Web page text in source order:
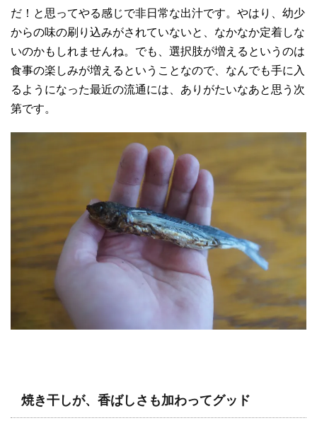
だ！と思ってやる感じで非日常な出汁です。やはり、幼少
からの味の刷り込みがされていないと、なかなか定着しな
いのかもしれませんね。でも、選択肢が増えるというのは
食事の楽しみが増えるということなので、なんでも手に入
るようになった最近の流通には、ありがたいなあと思う次
第です。
焼き干しが、香ばしさも加わってグッド